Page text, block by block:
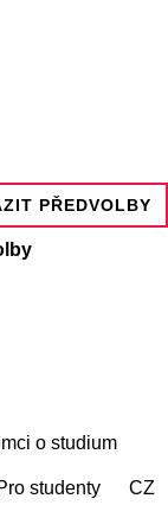
PŘEDVOLBY
o studium
studenty CZ